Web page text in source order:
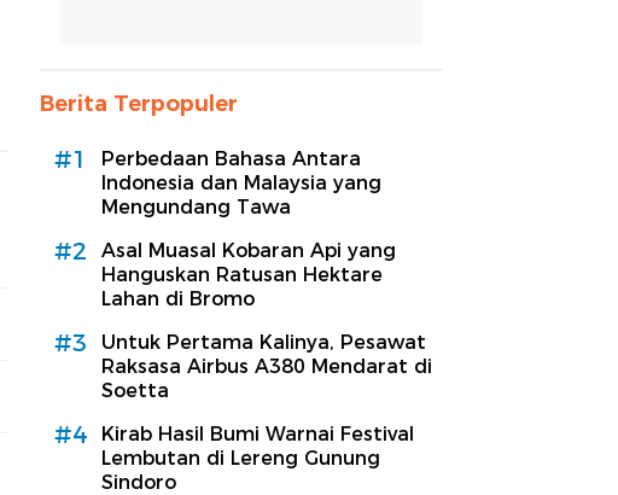
Berita Terpopuler
#1
Perbedaan Bahasa Antara
Indonesia dan Malaysia yang
Mengundang Tawa
#2
Asal Muasal Kobaran Api yang
Hanguskan Ratusan Hektare
Lahan di Bromo
#3
Untuk Pertama Kalinya, Pesawat
Raksasa Airbus A380 Mendarat di
Soetta
#4
Kirab Hasil Bumi Warnai Festival
Lembutan di Lereng Gunung
Sindoro